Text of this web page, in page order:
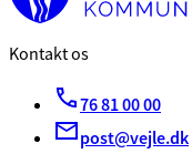
Kontakt os
76 81 00 00
post@vejle.dk